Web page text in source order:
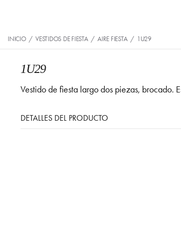
INICIO / VESTIDOS DE FIESTA / AIRE FIESTA / 1U29
1U29
Vestido de fiesta largo dos piezas, brocado.
DETALLES DEL PRODUCTO